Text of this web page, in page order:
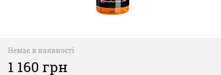
Немає в наявності
1 160 грн